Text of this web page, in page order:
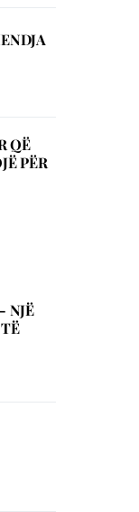
QË
PËR
NJЁ